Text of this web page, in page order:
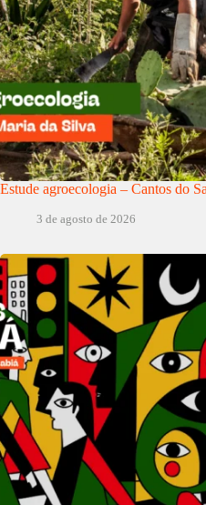
Estude agroecologia – Cantos do
3 de agosto de 2026